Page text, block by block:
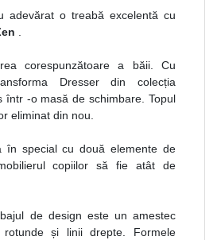
adevărat o treabă excelentă cu
.
corespunzătoare a băii. Cu
Dresser din colecția
într -o masă de schimbare. Topul
eliminat din nou.
în special cu două elemente de
copiilor să fie atât de
de design este un amestec
și linii drepte. Formele